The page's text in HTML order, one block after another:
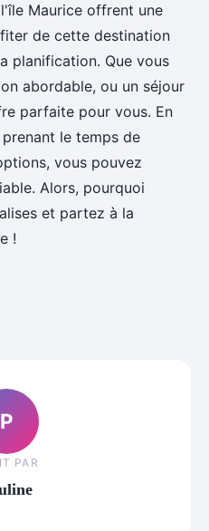
Maurice offrent une
de cette destination
planification. Que vous
abordable, ou un séjour
parfaite pour vous. En
le temps de
vous pouvez
Alors, pourquoi
et partez à la
!
P
PAR